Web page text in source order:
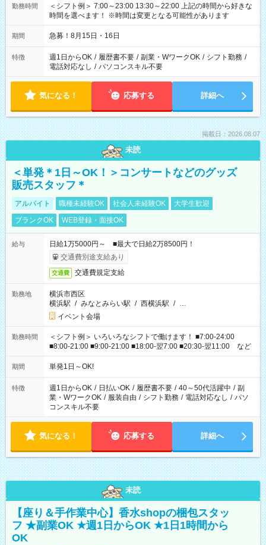
勤務時間
＜シフト例＞ 7:00～23:00 13:30～22:00 上記の時間から好きな
時間を選べます！ ※時間は変更となる可能性があります
期間 急募！8月15日・16日
特徴 週1日からOK / 履歴書不要 / 副業・WワークOK / シフト勤務 /
電話対応なし / パソコンスキル不要
気になる！ 応募する 詳細へ
掲載日：2026.08.07
未読
＜単発＊1日～OK！＞コンサートなどのグッズ
販売スタッフ＊
アルバイト 職種未経験OK 社会人未経験OK
大学生歓迎
ブランクOK
WEB登録・面接OK
給与
日給1万5000円～ ■最大で日給2万8500円！
交通費別途支給あり
交通費 交通費規定支給
勤務地
横浜市西区
横浜駅 / みなとみらい駅 / 西横浜駅 / …
イベント会場
勤務時間
＜シフト例＞ いろいろなシフトで働けます！ ■7:00-24:00
■8:00-21:00 ■9:00-21:00 ■18:00-翌7:00 ■20:30-翌11:00 など
期間 単発1日～OK!
特徴 週1日からOK / 日払いOK / 履歴書不要 / 40～50代活躍中 / 副
業・WワークOK / 服装自由 / シフト勤務 / 電話対応なし / パソ
コンスキル不要
気になる！ 応募する 詳細へ
未読
【座り＆手作業中心】香水shopの梱包スタッ
フ ★副業OK ★週1日からOK ★1日1時間から
OK